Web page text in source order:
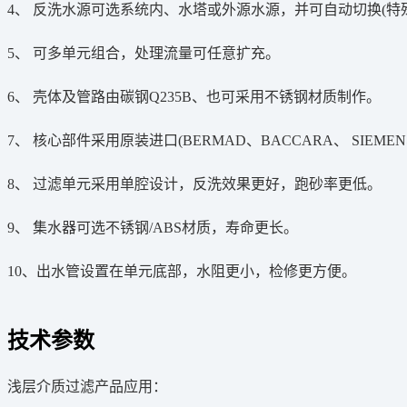
4、 反洗水源可选系统内、水塔或外源水源，并可自动切换(特
5、 可多单元组合，处理流量可任意扩充。
6、 壳体及管路由碳钢Q235B、也可采用不锈钢材质制作。
7、 核心部件采用原装进口(BERMAD、BACCARA、 SIEMEN
8、 过滤单元采用单腔设计，反洗效果更好，跑砂率更低。
9、 集水器可选不锈钢/ABS材质，寿命更长。
10、出水管设置在单元底部，水阻更小，检修更方便。
技术参数
浅层介质过滤产品应用：